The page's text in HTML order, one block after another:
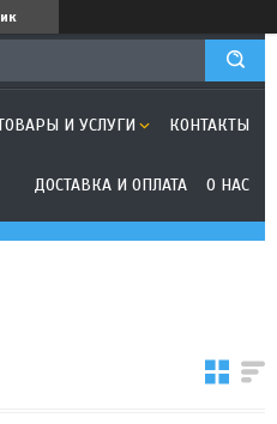
И УСЛУГИ КОНТАКТЫ
ДОСТАВКА И ОПЛАТА О НАС